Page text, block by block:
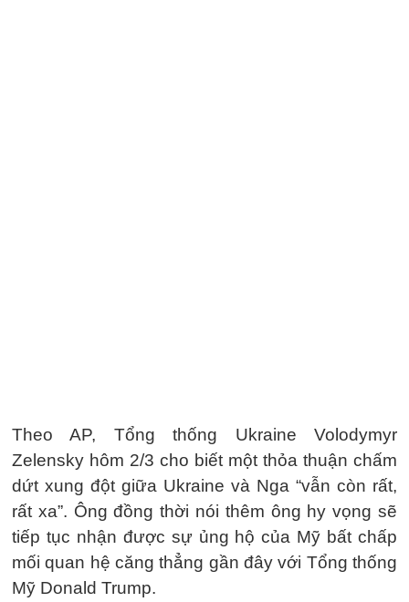
Theo AP, Tổng thống Ukraine Volodymyr
Zelensky hôm 2/3 cho biết một thỏa thuận chấm
dứt xung đột giữa Ukraine và Nga “vẫn còn rất,
rất xa”. Ông đồng thời nói thêm ông hy vọng sẽ
tiếp tục nhận được sự ủng hộ của Mỹ bất chấp
mối quan hệ căng thẳng gần đây với Tổng thống
Mỹ Donald Trump.